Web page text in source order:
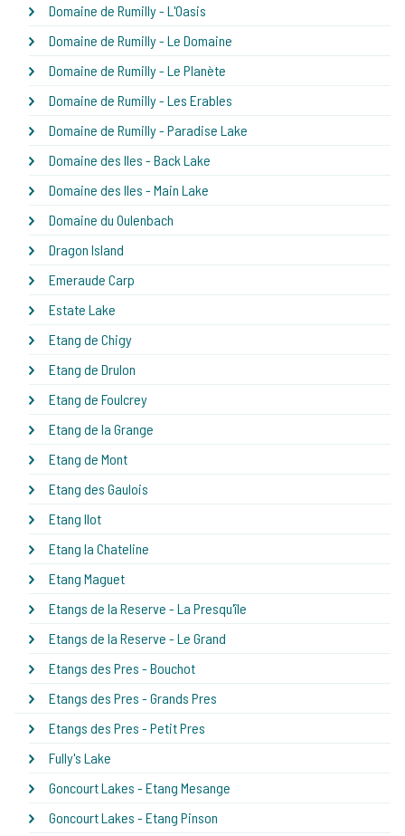
Domaine de Rumilly - L'Oasis
Domaine de Rumilly - Le Domaine
Domaine de Rumilly - Le Planète
Domaine de Rumilly - Les Erables
Domaine de Rumilly - Paradise Lake
Domaine des Iles - Back Lake
Domaine des Iles - Main Lake
Domaine du Oulenbach
Dragon Island
Emeraude Carp
Estate Lake
Etang de Chigy
Etang de Drulon
Etang de Foulcrey
Etang de la Grange
Etang de Mont
Etang des Gaulois
Etang Ilot
Etang la Chateline
Etang Maguet
Etangs de la Reserve - La Presqu'île
Etangs de la Reserve - Le Grand
Etangs des Pres - Bouchot
Etangs des Pres - Grands Pres
Etangs des Pres - Petit Pres
Fully's Lake
Goncourt Lakes - Etang Mesange
Goncourt Lakes - Etang Pinson